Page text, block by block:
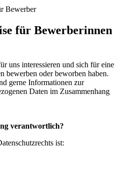
Bewerber
für Bewerberinnen
uns interessieren und sich für eine
bewerben oder beworben haben.
gerne Informationen zur
Daten im Zusammenhang
verantwortlich?
ist: